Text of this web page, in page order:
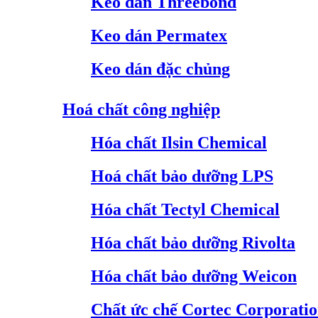
Keo dán Permatex
Keo dán đặc chủng
Hoá chất công nghiệp
Hóa chất Ilsin Chemical
Hoá chất bảo dưỡng LPS
Hóa chất Tectyl Chemical
Hóa chất bảo dưỡng Rivolta
Hóa chất bảo dưỡng Weicon
Chất ức chế Cortec